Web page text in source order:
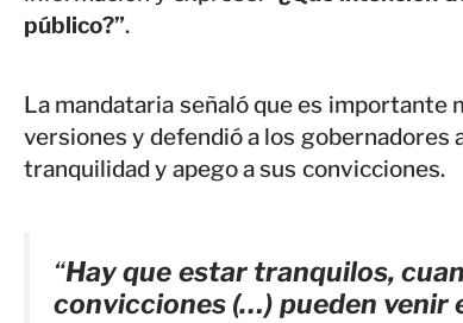
público?”.
La mandataria señaló que es
versiones y defendió a los gobernadores
tranquilidad y apego a sus convicciones.
“Hay que estar tranquilos,
convicciones (…) pueden venir